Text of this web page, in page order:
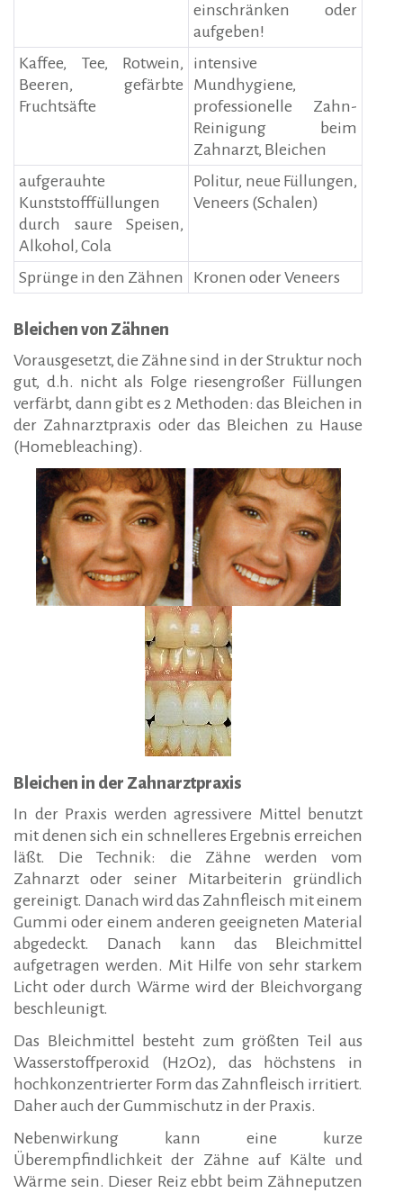
einschränken oder
aufgeben!
Kaffee, Tee, Rotwein,
Beeren, gefärbte
Fruchtsäfte
intensive
Mundhygiene,
professionelle Zahn-
Reinigung beim
Zahnarzt, Bleichen
aufgerauhte
Kunststofffüllungen
durch saure Speisen,
Alkohol, Cola
Politur, neue Füllungen,
Veneers (Schalen)
Sprünge in den Zähnen Kronen oder Veneers
Bleichen von Zähnen
Vorausgesetzt, die Zähne sind in der Struktur noch
gut, d.h. nicht als Folge riesengroßer Füllungen
verfärbt, dann gibt es 2 Methoden: das Bleichen in
der Zahnarztpraxis oder das Bleichen zu Hause
(Homebleaching).
Bleichen in der Zahnarztpraxis
In der Praxis werden agressivere Mittel benutzt
mit denen sich ein schnelleres Ergebnis erreichen
läßt. Die Technik: die Zähne werden vom
Zahnarzt oder seiner Mitarbeiterin gründlich
gereinigt. Danach wird das Zahnfleisch mit einem
Gummi oder einem anderen geeigneten Material
abgedeckt. Danach kann das Bleichmittel
aufgetragen werden. Mit Hilfe von sehr starkem
Licht oder durch Wärme wird der Bleichvorgang
beschleunigt.
Das Bleichmittel besteht zum größten Teil aus
Wasserstoffperoxid (H2O2), das höchstens in
hochkonzentrierter Form das Zahnfleisch irritiert.
Daher auch der Gummischutz in der Praxis.
Nebenwirkung kann eine kurze
Überempfindlichkeit der Zähne auf Kälte und
Wärme sein. Dieser Reiz ebbt beim Zähneputzen